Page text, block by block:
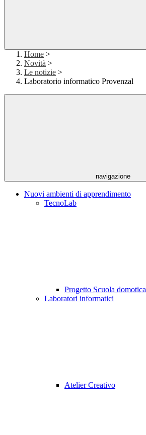
Home >
Novità >
Le notizie >
Laboratorio informatico Provenzal
navigazione
Nuovi ambienti di apprendimento
TecnoLab
Progetto Scuola domotica
Laboratori informatici
Atelier Creativo